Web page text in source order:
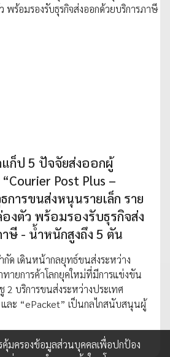
ก็ป 5 ปัจจัยส่งออกผู้
Post Plus –
การขนส่งหนุนรายเล็ก ราย
งตัว พร้อมรองรับธุรกิจส่ง
ษี - น้ำหนักสูงถึง 5 ตัน
ด เดินหน้ากลยุทธ์ขนส่งระหว่าง
ายการค้าโลกยุคใหม่ที่มีการแข่งขัน
บริการขนส่งระหว่างประเทศ
และ “ePacket” เป็นกลไกสนับสนุนผู้
คุ้มครองข้อมูลส่วนบุคคลเพื่อปกป้อง